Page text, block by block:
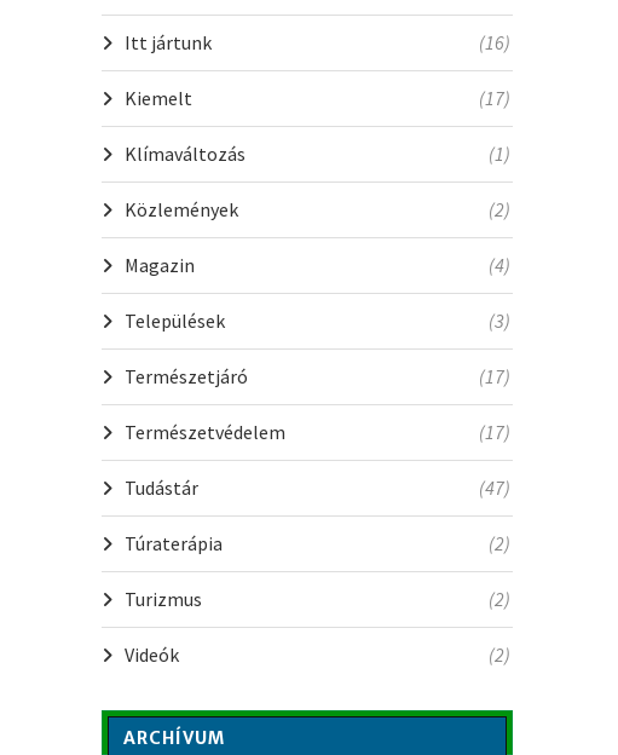
Itt jártunk (16)
Kiemelt (17)
Klímaváltozás (1)
Közlemények (2)
Magazin (4)
Települések (3)
Természetjáró (17)
Természetvédelem (17)
Tudástár (47)
Túraterápia (2)
Turizmus (2)
Videók (2)
ARCHÍVUM